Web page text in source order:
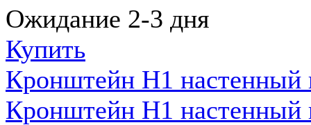
Ожидание 2-3 дня
Купить
Кронштейн Н1
Кронштейн Н1